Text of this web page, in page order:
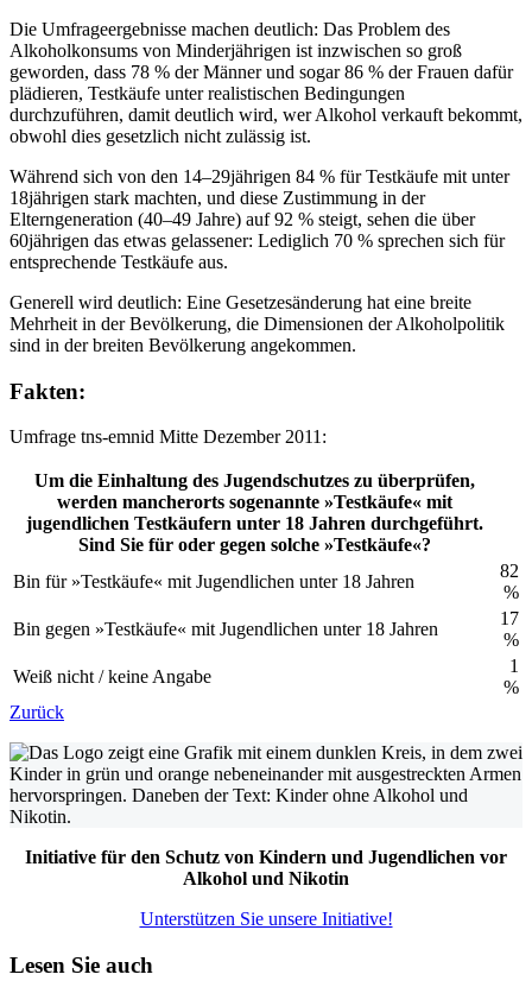
Die Umfrageergebnisse machen deutlich: Das Problem des
Alkoholkonsums von Minderjährigen ist inzwischen so groß
geworden, dass 78 % der Männer und sogar 86 % der Frauen dafür
plädieren, Testkäufe unter realistischen Bedingungen
durchzuführen, damit deutlich wird, wer Alkohol verkauft bekommt,
obwohl dies gesetzlich nicht zulässig ist.
Während sich von den 14–29jährigen 84 % für Testkäufe mit unter
18jährigen stark machten, und diese Zustimmung in der
Elterngeneration (40–49 Jahre) auf 92 % steigt, sehen die über
60jährigen das etwas gelassener: Lediglich 70 % sprechen sich für
entsprechende Testkäufe aus.
Generell wird deutlich: Eine Gesetzesänderung hat eine breite
Mehrheit in der Bevölkerung, die Dimensionen der Alkoholpolitik
sind in der breiten Bevölkerung angekommen.
Fakten:
Umfrage tns-emnid Mitte Dezember 2011:
Um die Einhaltung des Jugendschutzes zu überprüfen,
werden mancherorts sogenannte »Testkäufe« mit
jugendlichen Testkäufern unter 18 Jahren durchgeführt.
Sind Sie für oder gegen solche »Testkäufe«?
Bin für »Testkäufe« mit Jugendlichen unter 18 Jahren
82
%
Bin gegen »Testkäufe« mit Jugendlichen unter 18 Jahren
17
%
Weiß nicht / keine Angabe
1
%
Zurück
Initiative für den Schutz von Kindern und Jugendlichen vor
Alkohol und Nikotin
Unterstützen Sie unsere Initiative!
Lesen Sie auch